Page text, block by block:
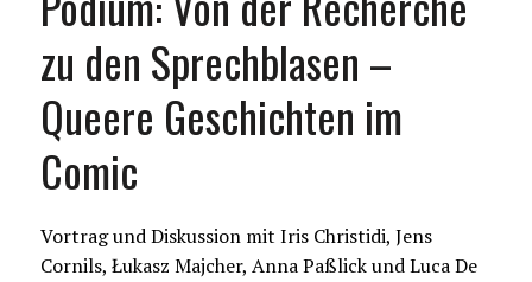
zu den Sprechblasen –
Queere Geschichten im
Comic
Vortrag und Diskussion mit Iris Christidi, Jens
Cornils, Łukasz Majcher, Anna Paßlick und Luca De